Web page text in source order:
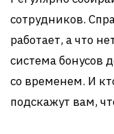
сотрудников.
работает, а что
система бонусов
со временем. И
подскажут вам,